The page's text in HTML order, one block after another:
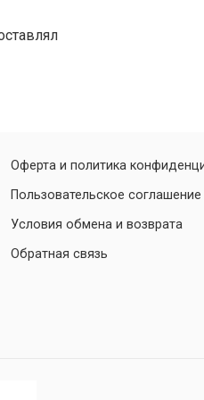
Оферта и политика
Пользовательское соглашение
Условия обмена и возврата
Обратная связь